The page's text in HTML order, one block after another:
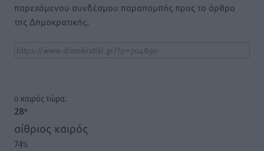
παρεχόμενου συνδέσμου παραπομπής προς το άρθρο
της Δημοκρατικής.
o καιρός τώρα:
28°
αίθριος καιρός
74%